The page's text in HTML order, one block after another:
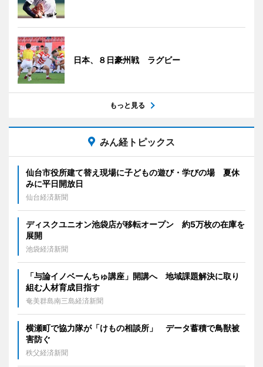
日本、８日豪州戦 ラグビー
もっと見る
みん経トピックス
仙台市役所建て替え現場に子どもの遊び・学びの場 夏休
みに平日開放日
仙台経済新聞
ディスクユニオン池袋店が移転オープン 約5万枚の在庫を
展開
池袋経済新聞
「与論イノベーんちゅ講座」開講へ 地域課題解決に取り
組む人材育成目指す
奄美群島南三島経済新聞
横瀬町で協力隊が「けもの相談所」 データ蓄積で鳥獣被
害防ぐ
秩父経済新聞